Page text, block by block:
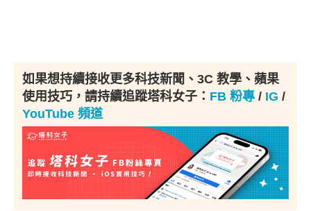
如果想持續接收更多科技新聞、3C 教學、蘋果
使用技巧，請持續追蹤塔科女子： FB 粉專 / IG /
YouTube 頻道